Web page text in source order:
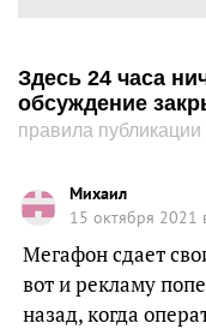
Здесь 24 часа
обсуждение
правила публикации
Михаил
15 октября 2021
Мегафон сдает
вот и рекламу
назад, когда